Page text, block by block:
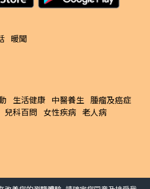
暖聞
生活健康 中醫養生 腫瘤及癌症
兒科百問 女性疾病 老人病